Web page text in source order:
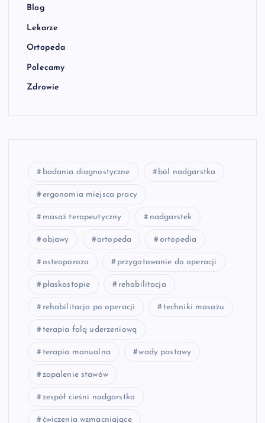
Blog
Lekarze
Ortopeda
Polecamy
Zdrowie
badania diagnostyczne ból nadgarstka
ergonomia miejsca pracy
masaż terapeutyczny nadgarstek
objawy ortopeda ortopedia
osteoporoza przygotowanie do operacji
płaskostopie rehabilitacja
rehabilitacja po operacji techniki masażu
terapia falą uderzeniową
terapia manualna wady postawy
zapalenie stawów
zespół cieśni nadgarstka
ćwiczenia wzmacniające